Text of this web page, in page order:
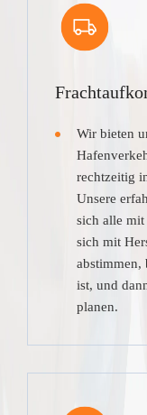
Wir bieten
rechtzeitig
Unsere
sich alle
sich mit
abstimmen,
ist, und
planen.